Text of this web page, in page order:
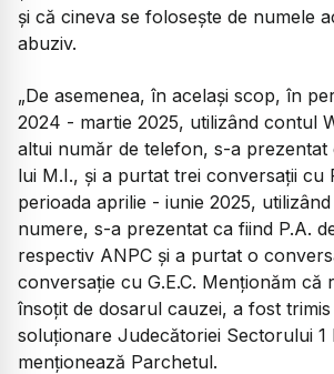
și că cineva se folosește de numele
abuziv.
„De asemenea, în același scop, în
2024 - martie 2025, utilizând contul
altui număr de telefon, s-a prezentat
lui M.I., și a purtat trei conversații cu
perioada aprilie - iunie 2025,
numere, s-a prezentat ca fiind P.A.
respectiv ANPC și a purtat o
conversație cu G.E.C. Menționăm că
însoțit de dosarul cauzei, a fost
soluționare Judecătoriei Sectorului 1
menționează Parchetul.